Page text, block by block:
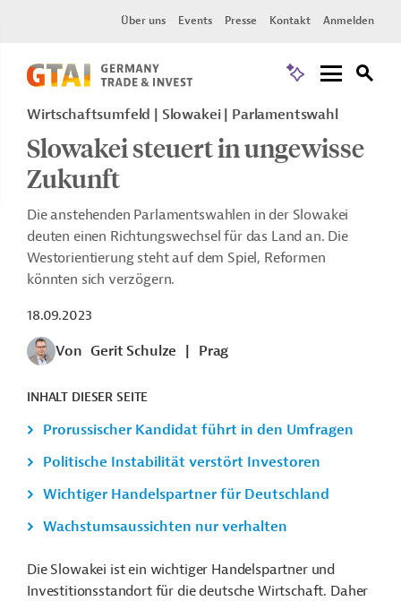
Über uns Events Presse Kontakt Anmelden
Wirtschaftsumfeld | Slowakei | Parlamentswahl
Slowakei steuert in ungewisse
Zukunft
Die anstehenden Parlamentswahlen in der Slowakei
deuten einen Richtungswechsel für das Land an. Die
Westorientierung steht auf dem Spiel, Reformen
könnten sich verzögern.
18.09.2023
Von Gerit Schulze Prag
INHALT DIESER SEITE
Prorussischer Kandidat führt in den Umfragen
Politische Instabilität verstört Investoren
Wichtiger Handelspartner für Deutschland
Wachstumsaussichten nur verhalten
Die Slowakei ist ein wichtiger Handelspartner und
Investitionsstandort für die deutsche Wirtschaft. Daher